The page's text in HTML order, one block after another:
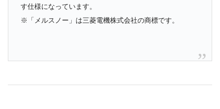
す仕様になっています。
※「メルスノー」は三菱電機株式会社の商標です。